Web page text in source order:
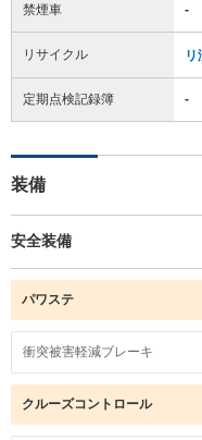
禁煙車 -
リサイクル リ
定期点検記録簿 -
装備
安全装備
パワステ
衝突被害軽減ブレーキ
クルーズコントロール